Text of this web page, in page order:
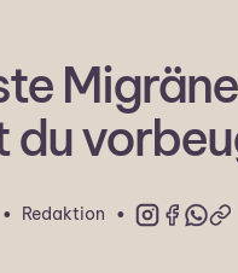
du
· Redaktion ·